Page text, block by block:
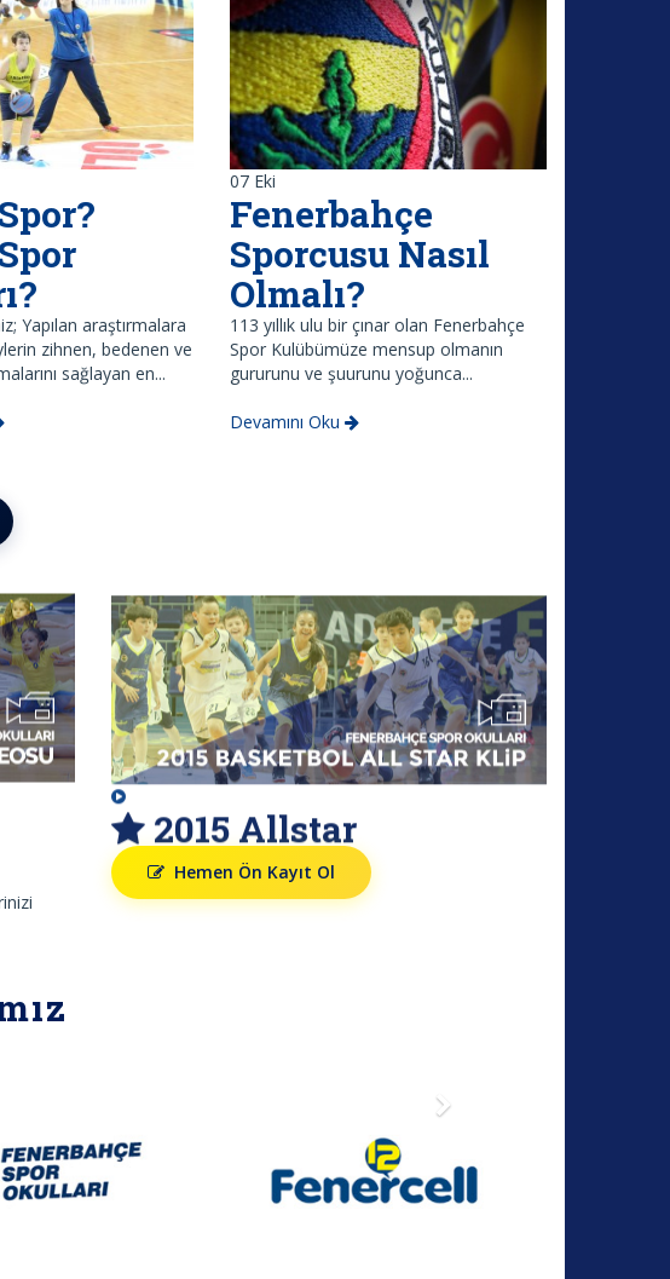
Yapılan araştırmalara
zihnen, bedenen ve
sağlayan en...
07 Eki
Fenerbahçe
Sporcusu Nasıl
Olmalı?
113 yıllık ulu bir çınar olan Fenerbahçe
Spor Kulübümüze mensup olmanın
gururunu ve şuurunu yoğunca...
Devamını Oku
2015 Allstar
Hemen Ön Kayıt Ol